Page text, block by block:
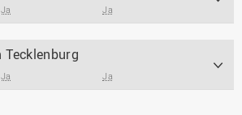
Ja Ja
Tecklenburg
Ja Ja